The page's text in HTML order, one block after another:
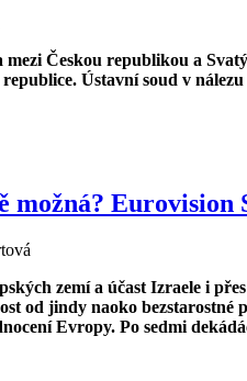
Českou republikou a
Ústavní soud v
možná?
zemí a účast Izraele i
od jindy naoko bezstarostné
Evropy. Po sedmi